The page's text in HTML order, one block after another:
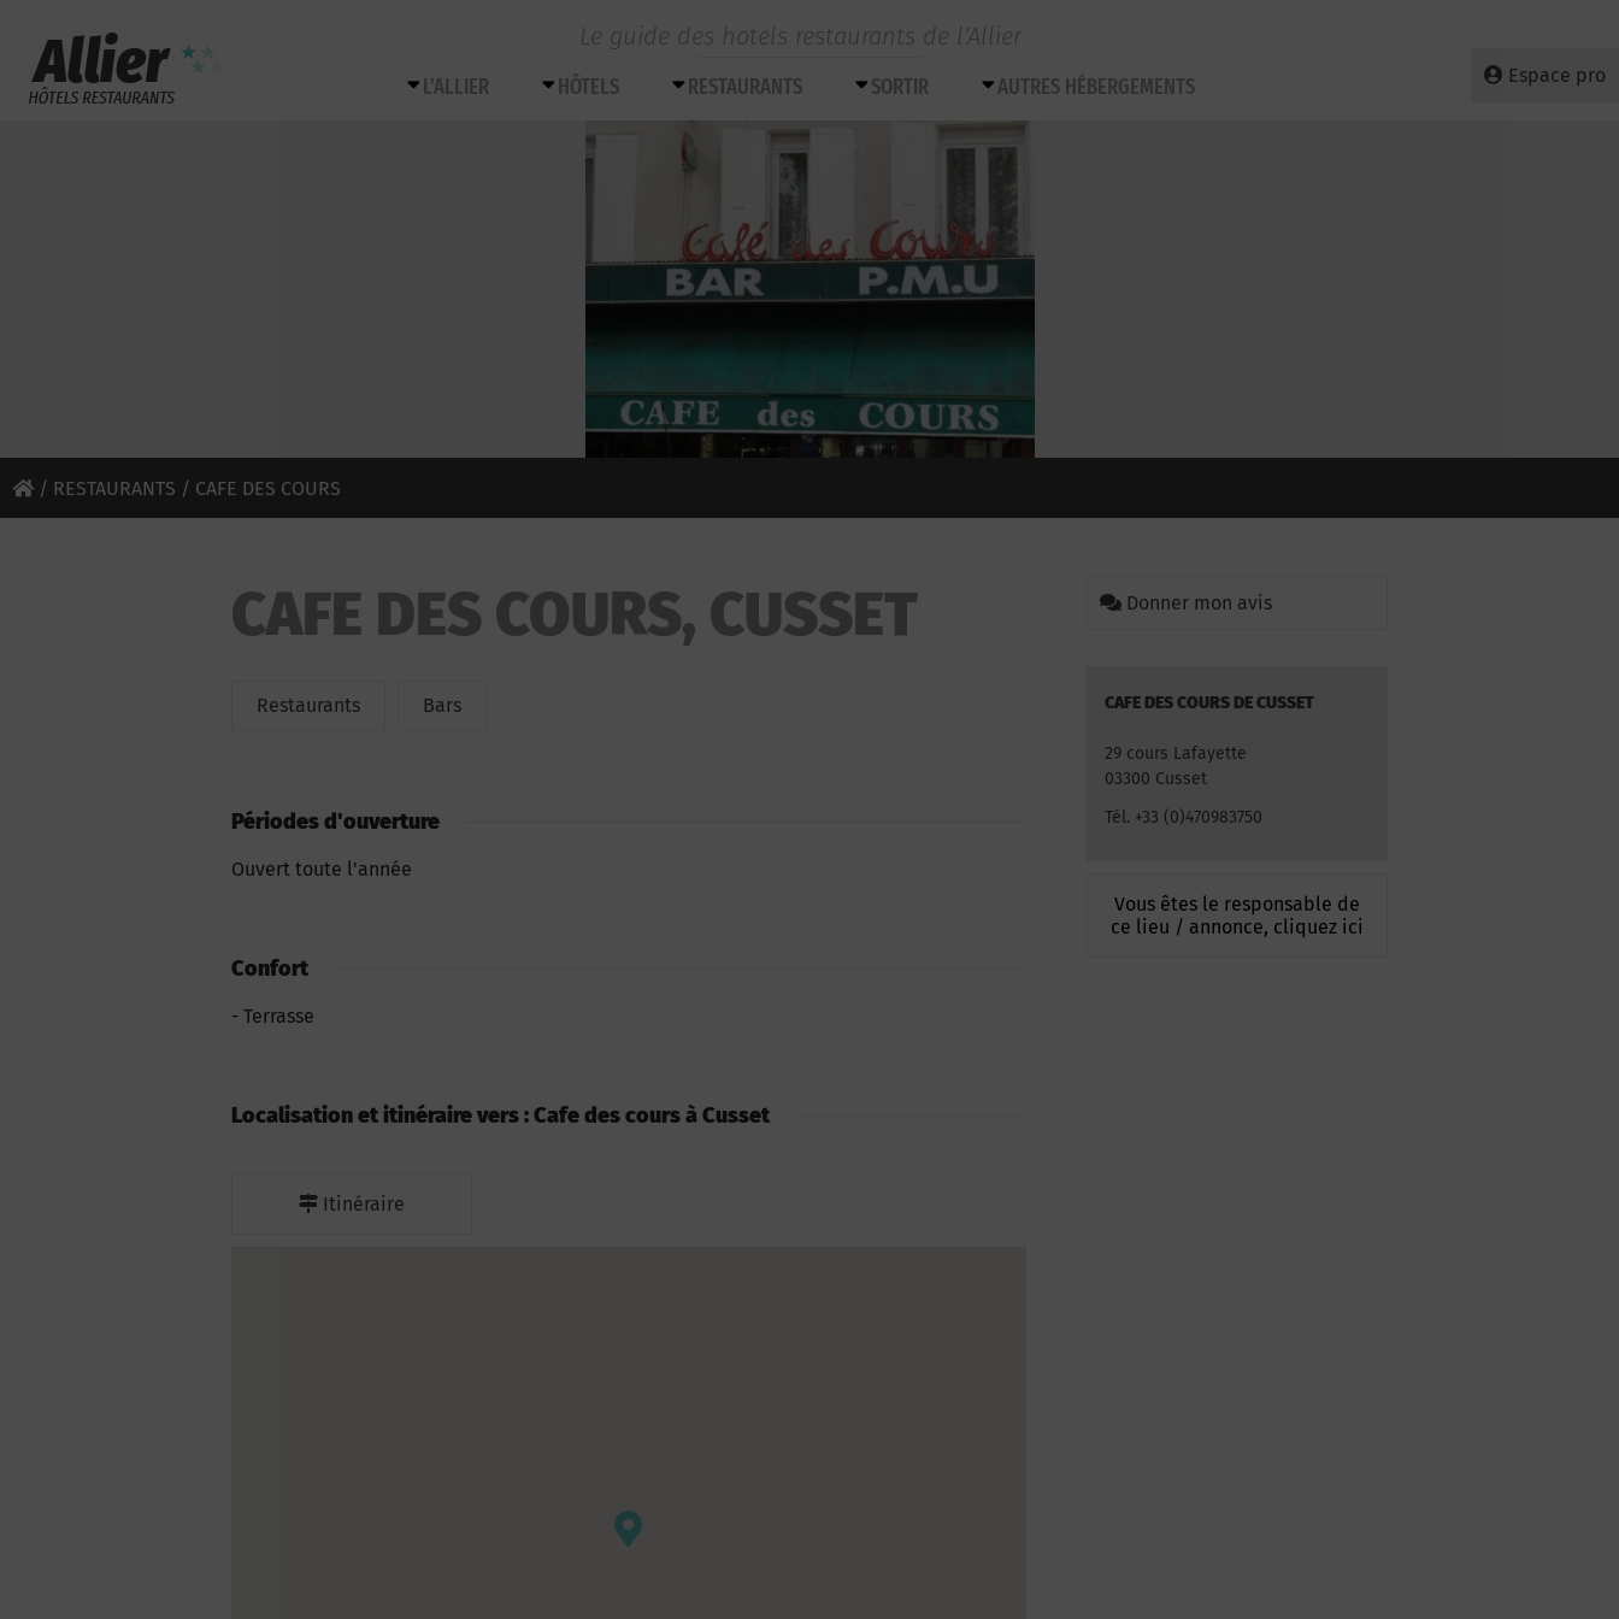
Le guide des hotels restaurants de l’Allier
Espace pro
L’ALLIER HÔTELS RESTAURANTS SORTIR AUTRES HÉBERGEMENTS
/ RESTAURANTS / CAFE DES COURS
CAFE DES COURS, CUSSET
Restaurants Bars
Donner mon avis
CAFE DES COURS DE CUSSET
29 cours Lafayette
03300 Cusset
Tél. +33 (0)470983750
Vous êtes le responsable de
ce lieu / annonce, cliquez ici
Périodes d'ouverture
Ouvert toute l'année
Confort
Terrasse
Localisation et itinéraire vers : Cafe des cours à Cusset
Itinéraire